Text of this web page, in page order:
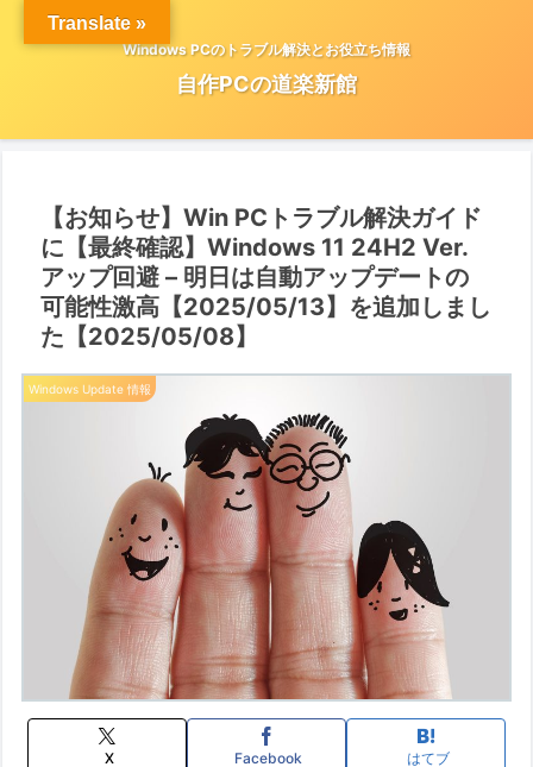
Windows PCのトラブル解決とお役立ち情報
自作PCの道楽新館
【お知らせ】Win PCトラブル解決ガイド
に【最終確認】Windows 11 24H2 Ver.
アップ回避 – 明日は自動アップデートの
可能性激高【2025/05/13】を追加しまし
た【2025/05/08】
Windows Update 情報
X Facebook はてブ
Translate »